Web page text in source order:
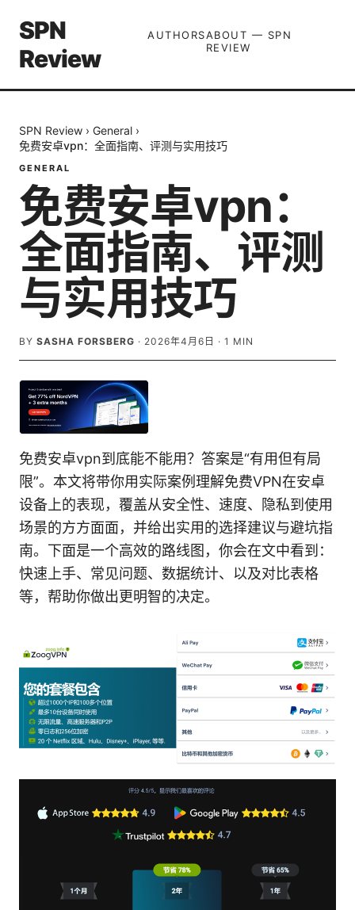
SPN
Review
AUTHORSABOUT — SPN
REVIEW
SPN Review › General ›
免费安卓vpn：全面指南、评测与实用技巧
GENERAL
免费安卓vpn：
全面指南、评测
与实用技巧
BY SASHA FORSBERG · 2026年4月6日 · 1 MIN
免费安卓vpn到底能不能用？答案是“有用但有局
限”。本文将带你用实际案例理解免费VPN在安卓
设备上的表现，覆盖从安全性、速度、隐私到使用
场景的方方面面，并给出实用的选择建议与避坑指
南。下面是一个高效的路线图，你会在文中看到：
快速上手、常见问题、数据统计、以及对比表格
等，帮助你做出更明智的决定。